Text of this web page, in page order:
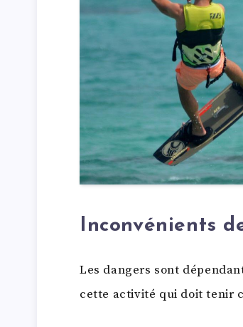
Inconvénients
Les dangers sont
cette activité qui doit tenir